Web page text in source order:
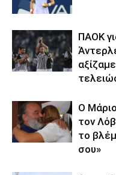
ΠΑΟΚ
Ο
τον
το
σου»